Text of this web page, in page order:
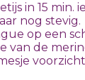
in 15 min.
nog stevig.
op een
van de